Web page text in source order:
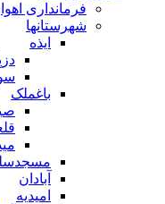
فرمانداری
شهرستانها
ایذه
باغملک
آبادان
امیدیه